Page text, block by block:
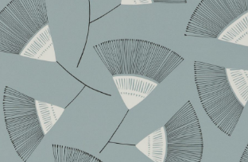
About Envato
Careers
Privacy Policy